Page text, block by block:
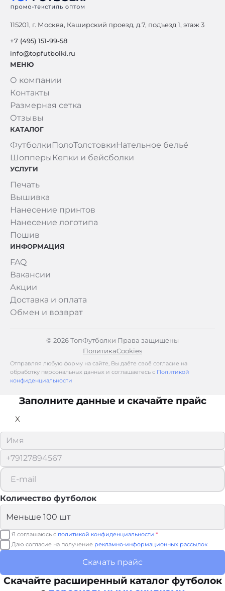
115201, г. Москва, Каширский проезд, д.7, подъезд 1, этаж 3
+7 (495) 151-99-58
info@topfutbolki.ru
МЕНЮ
О компании
Контакты
Размерная сетка
Отзывы
КАТАЛОГ
ФутболкиПолоТолстовкиНательное бельё
Шопперы Кепки и бейсболки
УСЛУГИ
Печать
Вышивка
Нанесение принтов
Нанесение логотипа
Пошив
ИНФОРМАЦИЯ
FAQ
Вакансии
Акции
Доставка и оплата
Обмен и возврат
© 2026 ТопФутболки Права защищены
ПолитикаCookies
Отправляя любую форму на сайте, Вы даёте своё согласие на
обработку персональных данных и соглашаетесь с Политикой
конфиденциальности
Заполните данные и скачайте прайс
X
Количество футболок
Я соглашаюсь с политикой конфиденциальности *
Даю согласие на получение рекламно-информационных рассылок
Скачать прайс
Скачайте расширенный каталог футболок